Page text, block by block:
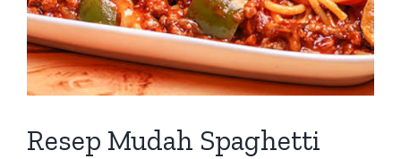
Resep Mudah Spaghetti